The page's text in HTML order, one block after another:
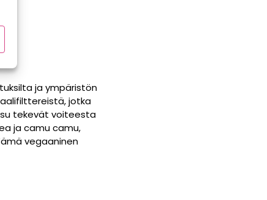
ja ympäristön
jotka
tekevät voiteesta
ja camu camu,
vegaaninen